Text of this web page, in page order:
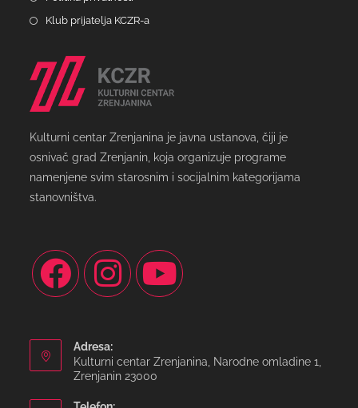
Klub prijatelja KCZR-a
Kulturni centar Zrenjanina je javna ustanova, čiji je
osnivač grad Zrenjanin, koja organizuje programe
namenjene svim starosnim i socijalnim kategorijama
stanovništva.
Adresa:
Kulturni centar Zrenjanina, Narodne omladine 1,
Zrenjanin 23000